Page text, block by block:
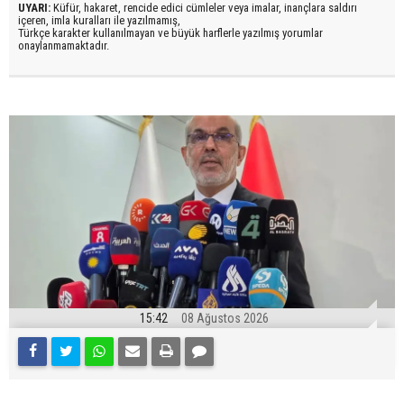
UYARI: Küfür, hakaret, rencide edici cümleler veya imalar, inançlara saldırı
içeren, imla kuralları ile yazılmamış,
Türkçe karakter kullanılmayan ve büyük harflerle yazılmış yorumlar
onaylanmamaktadır.
15:42 08 Ağustos 2026